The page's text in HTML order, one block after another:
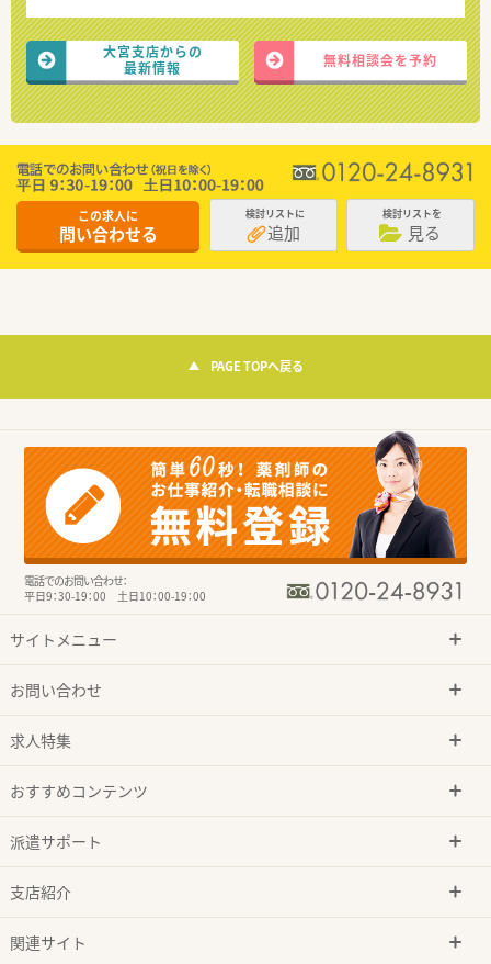
大宮支店からの
最新情報
無料相談会を予約
この求人に
問い合わせる
検討リストに
追加
検討リストを
見る
PAGE TOPへ戻る
電話でのお問い合わせ：
平日9：30-19：00 土日10：00-19：00
サイトメニュー
お問い合わせ
求人特集
おすすめコンテンツ
派遣サポート
支店紹介
関連サイト